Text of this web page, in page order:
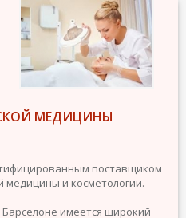
МЕДИЦИНЫ
поставщиком
медицины и косметологии.
имеется широкий